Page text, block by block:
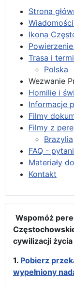
Strona
Ikona
Trasa i
Polska
Wezwanie
Homilie i
Informacje
Filmy
Filmy z
Brazylia
FAQ -
Materiały
Kontakt
Wspomóż
cywilizacji życia
1. Pobierz
wypełniony